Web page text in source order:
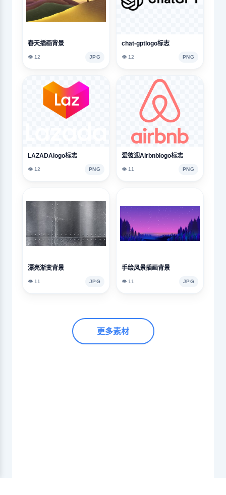
春天插画背景
👁️ 12 JPG
chat-gptlogo标志
👁️ 12 PNG
LAZADAlogo标志
👁️ 12 PNG
爱彼迎Airbnblogo标志
👁️ 11 PNG
漂亮渐变背景
👁️ 11 JPG
手绘风景插画背景
👁️ 11 JPG
更多素材